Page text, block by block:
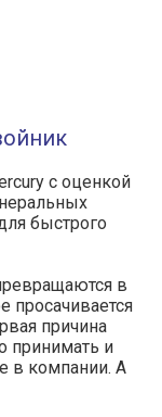
с оценкой
быстрого
в
просачивается
причина
принимать и
в компании. А